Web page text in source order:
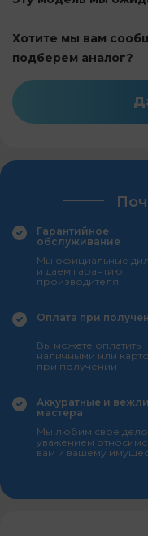
Хотите мы вам
подберем аналог?
Гарантийное
обслуживание
Мы официальные
и даем гарантию
производителя
Оплата при
Вы можете оплатить
наличными или
при получении
Аккуратные и
мастера
Мы любим свое
уважением
вам и вашему